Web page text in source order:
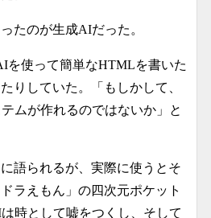
たのが生成AIだった。
使って簡単なHTMLを書いた
りしていた。「もしかして、
ムが作れるのではないか」と
語られるが、実際に使うとそ
ラえもん」の四次元ポケット
時として嘘をつくし、そして